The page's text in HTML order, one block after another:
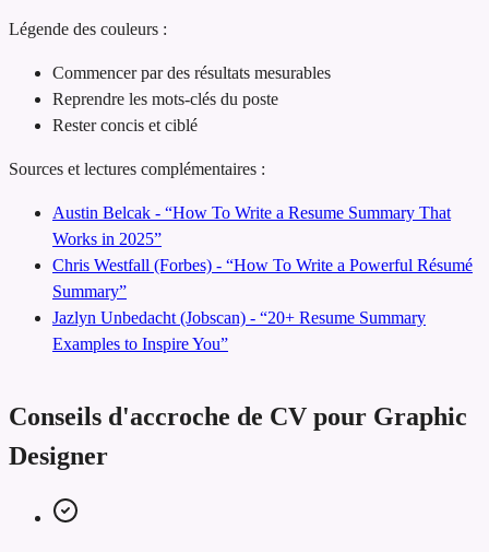
Légende des couleurs :
Commencer par des résultats mesurables
Reprendre les mots-clés du poste
Rester concis et ciblé
Sources et lectures complémentaires :
Austin Belcak - “How To Write a Resume Summary That
Works in 2025”
Chris Westfall (Forbes) - “How To Write a Powerful Résumé
Summary”
Jazlyn Unbedacht (Jobscan) - “20+ Resume Summary
Examples to Inspire You”
Conseils d'accroche de CV pour Graphic
Designer